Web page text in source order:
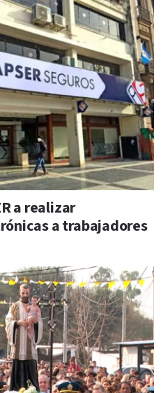
a realizar
a trabajadores